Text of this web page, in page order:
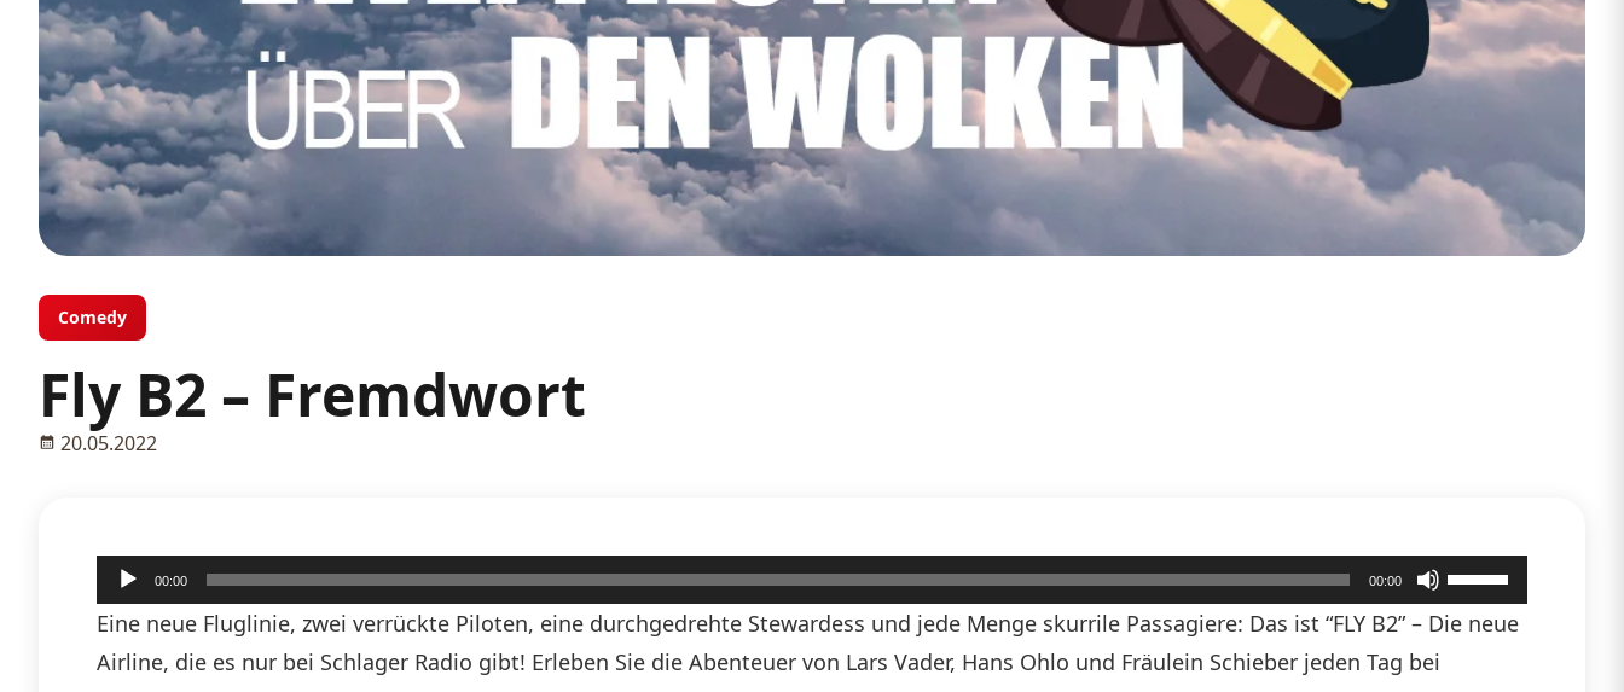
Comedy
Fly B2 – Fremdwort
20.05.2022
Audio-
Player
00:00 00:00
Pfeiltasten
Hoch/Runter
Eine neue Fluglinie, zwei verrückte Piloten, eine durchgedrehte Stewardess und jede Menge skurrile Passagiere: Das ist “FLY B2” – Die neue
Airline, die es nur bei Schlager Radio gibt! Erleben Sie die Abenteuer von Lars Vader, Hans Ohlo und Fräulein Schieber jeden Tag bei